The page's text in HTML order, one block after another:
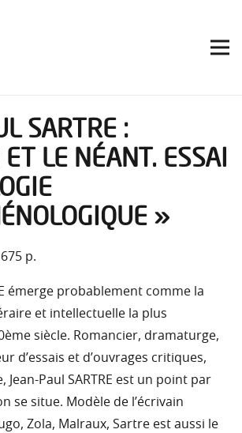
SARTRE :
ET LE NÉANT. ESSAI
»
p.
émerge probablement comme la
et intellectuelle la plus
siècle. Romancier, dramaturge,
d’essais et d’ouvrages critiques,
Paul SARTRE est un point par
se situe. Modèle de l’écrivain
Zola, Malraux, Sartre est aussi le